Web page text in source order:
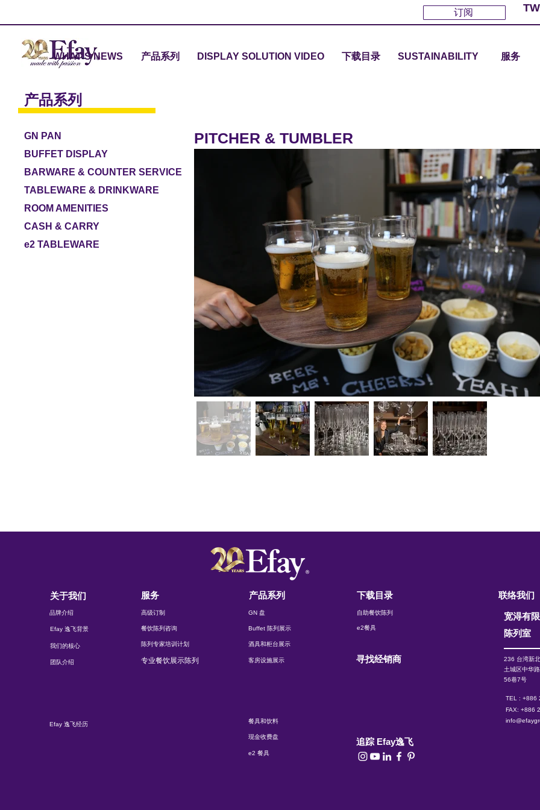
订阅
WHAT'S NEWS 产品系列 DISPLAY SOLUTION VIDEO 下载目录 SUSTAINABILITY 服务
产品系列
GN PAN
BUFFET DISPLAY
BARWARE & COUNTER SERVICE
TABLEWARE & DRINKWARE
ROOM AMENITIES
CASH & CARRY
e2 TABLEWARE
PITCHER & TUMBLER
关于我们
品牌介绍
Efay 逸飞背景
我们的核心
团队介绍
服务
高级订制
餐饮陈列咨询
陈列专家培训计划
专业餐饮展示陈列
产品系列
GN 盘
Buffet 陈列展示
下载目录
自助餐饮陈列
e2餐具
酒具和柜台展示
客房设施展示 寻找经销商
Efay 逸飞经历 餐具和饮料
现金收费盘
e2 餐具
追踪 Efay逸飞
联络我们
宽淂有
陈列室
236 台湾新
土城区中华
56巷7号
TEL : +886
FAX: +886